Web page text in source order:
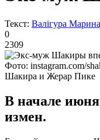
Текст: Валігура Марина
0
2309
Фото: instagram.com/
Шакира и Жерар Пике
В начале июня
измен.